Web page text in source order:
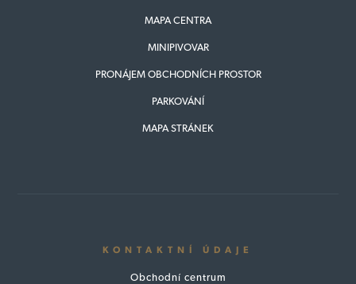
MAPA CENTRA
MINIPIVOVAR
PRONÁJEM OBCHODNÍCH PROSTOR
PARKOVÁNÍ
MAPA STRÁNEK
KONTAKTNÍ ÚDAJE
Obchodní centrum